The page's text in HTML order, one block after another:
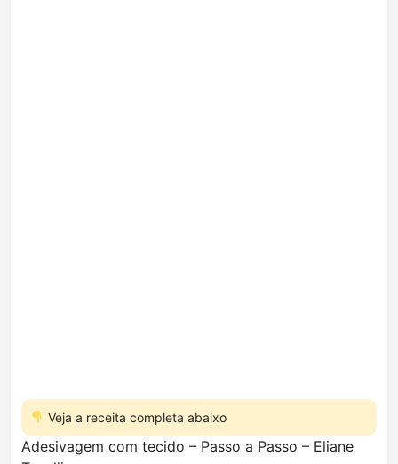
Veja a receita completa abaixo
Adesivagem com tecido – Passo a Passo – Eliane